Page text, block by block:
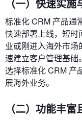
（一）快速实
标准化 CRM 产品通
快速部署上线，短
业或刚进入海外市
速建立客户管理基
选择标准化 CRM 产
展海外业务。
（二）功能丰